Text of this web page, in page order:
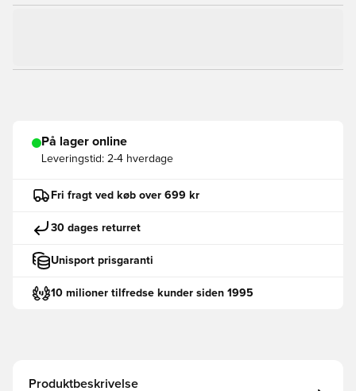
På lager online
Leveringstid: 2-4 hverdage
Fri fragt ved køb over 699 kr
30 dages returret
Unisport prisgaranti
10 milioner tilfredse kunder siden 1995
Produktbeskrivelse